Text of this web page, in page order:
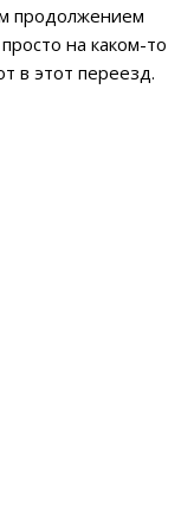
продолжением
на каком-то
в этот переезд.